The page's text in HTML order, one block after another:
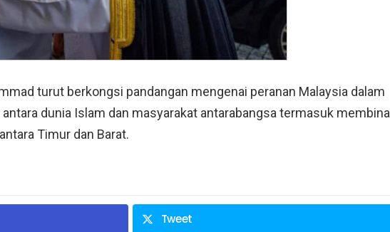
turut berkongsi pandangan mengenai peranan Malaysia dalam
dunia Islam dan masyarakat antarabangsa termasuk membina
Timur dan Barat.
Tweet